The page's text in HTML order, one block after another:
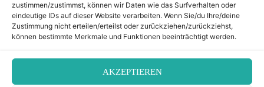
zustimmen/zustimmst, können wir Daten wie das Surfverhalten oder
eindeutige IDs auf dieser Website verarbeiten. Wenn Sie/du Ihre/deine
Zustimmung nicht erteilen/erteilst oder zurückziehen/zurückziehst,
können bestimmte Merkmale und Funktionen beeinträchtigt werden.
AKZEPTIEREN